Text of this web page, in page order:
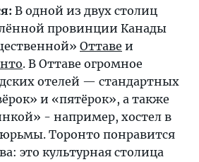
В одной из двух столиц
провинции Канады
Оттаве и
. В Оттаве огромное
отелей — стандартных
и «пятёрок», а также
- например, хостел в
Торонто понравится
это культурная столица